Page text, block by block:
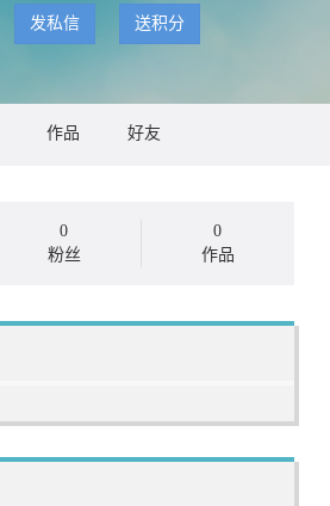
发私信 送积分
作品 好友
0
粉丝
0
作品